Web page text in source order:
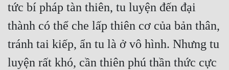
tức bí pháp tàn thiên, tu luyện đến đại
thành có thể che lấp thiên cơ của bản thân,
tránh tai kiếp, ẩn tu là ở vô hình. Nhưng tu
luyện rất khó, cần thiên phú thần thức cực